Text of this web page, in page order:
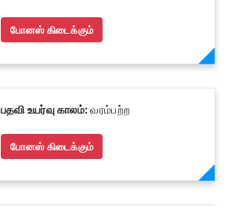
போனஸ் கிடைக்கும்
பதவி உயர்வு காலம்:வரம்பற்ற
போனஸ் கிடைக்கும்